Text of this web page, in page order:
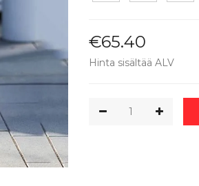
€65.40
Hinta sisältää ALV